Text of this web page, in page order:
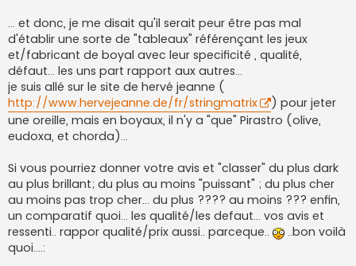
... et donc, je me disait qu'il serait peur être pas mal
d'établir une sorte de "tableaux" référençant les jeux
et/fabricant de boyal avec leur specificité , qualité,
défaut... les uns part rapport aux autres...
je suis allé sur le site de hervé jeanne (
http://www.hervejeanne.de/fr/stringmatrix
) pour jeter
une oreille, mais en boyaux, il n'y a "que" Pirastro (olive,
eudoxa, et chorda)...
Si vous pourriez donner votre avis et "classer" du plus dark
au plus brillant; du plus au moins "puissant" ; du plus cher
au moins pas trop cher... du plus ???? au moins ??? enfin,
un comparatif quoi... les qualité/les defaut... vos avis et
ressenti.. rappor qualité/prix aussi.. parceque..
..bon voilà
quoi....: